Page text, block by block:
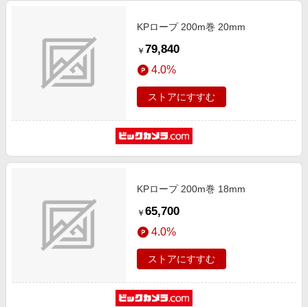
KPロープ 200m巻 20mm
￥ 79,840
4.0%
ストアにすすむ
KPロープ 200m巻 18mm
￥ 65,700
4.0%
ストアにすすむ